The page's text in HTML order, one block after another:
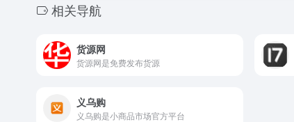
相关导航
货源网
货源网是免费发布货源
义乌购
义乌购是小商品市场官方平台